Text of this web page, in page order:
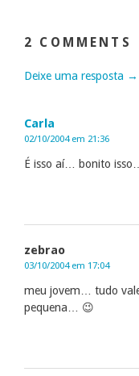
2 COMMENTS
Deixe uma resposta →
Carla
02/10/2004 em 21:36
É isso aí… bonito
zebrao
03/10/2004 em 17:04
meu jovem… tudo
pequena… 😉